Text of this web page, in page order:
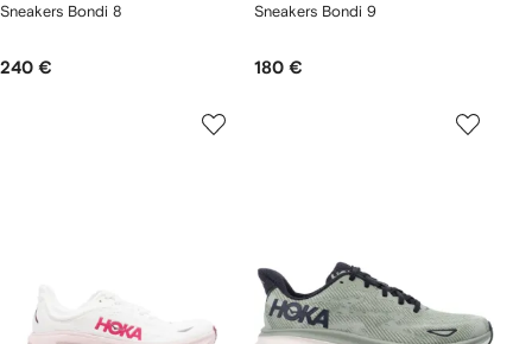
Sneakers Bondi 8
240 €
Sneakers Bondi 9
180 €